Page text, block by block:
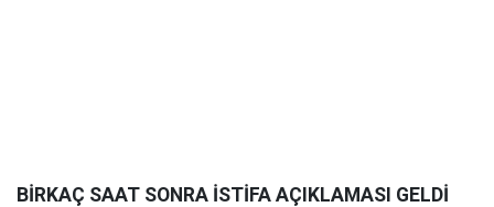
BİRKAÇ SAAT SONRA İSTİFA AÇIKLAMASI GELDİ